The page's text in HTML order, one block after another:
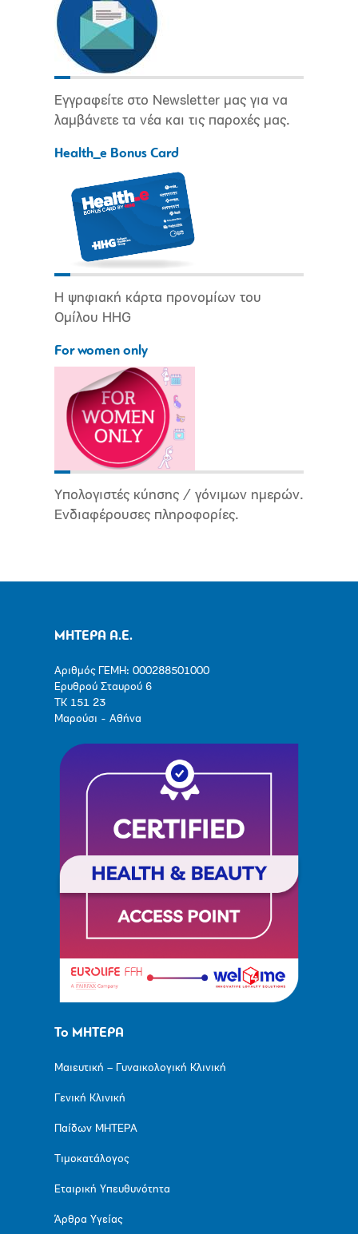
Εγγραφείτε στο Newsletter μας για να
λαμβάνετε τα νέα και τις παροχές μας.
Health_e Bonus Card
Η ψηφιακή κάρτα προνομίων του
Ομίλου HHG
For women only
Υπολογιστές κύησης / γόνιμων ημερών.
Ενδιαφέρουσες πληροφορίες.
ΜΗΤΕΡΑ Α.Ε.
Αριθμός ΓΕΜΗ: 000288501000
Ερυθρού Σταυρού 6
ΤΚ 151 23
Μαρούσι - Αθήνα
Το ΜΗΤΕΡΑ
Μαιευτική – Γυναικολογική Κλινική
Γενική Κλινική
Παίδων ΜΗΤΕΡΑ
Τιμοκατάλογος
Εταιρική Υπευθυνότητα
Άρθρα Υγείας